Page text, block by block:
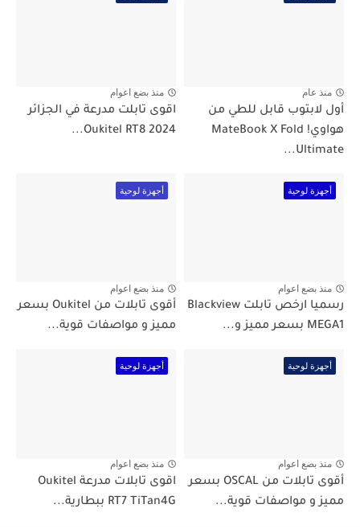
منذ عام
أول لابتوب قابل للطي من
هواوي! MateBook X Fold
Ultimate...
منذ بضع اعوام
اقوى تابلت مدرعة في الجزائر
2024 Oukitel RT8...
أجهزة لوحية
منذ بضع اعوام
رسميا ارخص تابلت Blackview
MEGA1 بسعر مميز و...
أجهزة لوحية
منذ بضع اعوام
أقوى تابلات من Oukitel بسعر
مميز و مواصفات قوية...
أجهزة لوحية
منذ بضع اعوام
أقوى تابلات من OSCAL بسعر
مميز و مواصفات قوية...
أجهزة لوحية
منذ بضع اعوام
اقوى تابلات مدرعة Oukitel
RT7 TiTan4G ببطارية...